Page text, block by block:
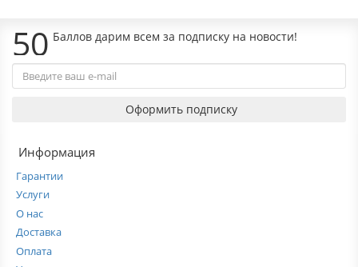
50 Баллов дарим всем за подписку на новости!
Оформить подписку
Информация
Гарантии
Услуги
О нас
Доставка
Оплата